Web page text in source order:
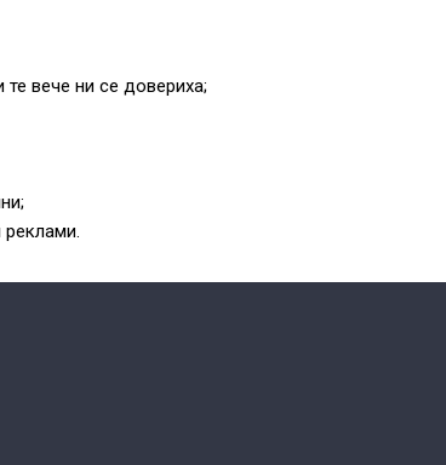
вече ни се довериха;
реклами.